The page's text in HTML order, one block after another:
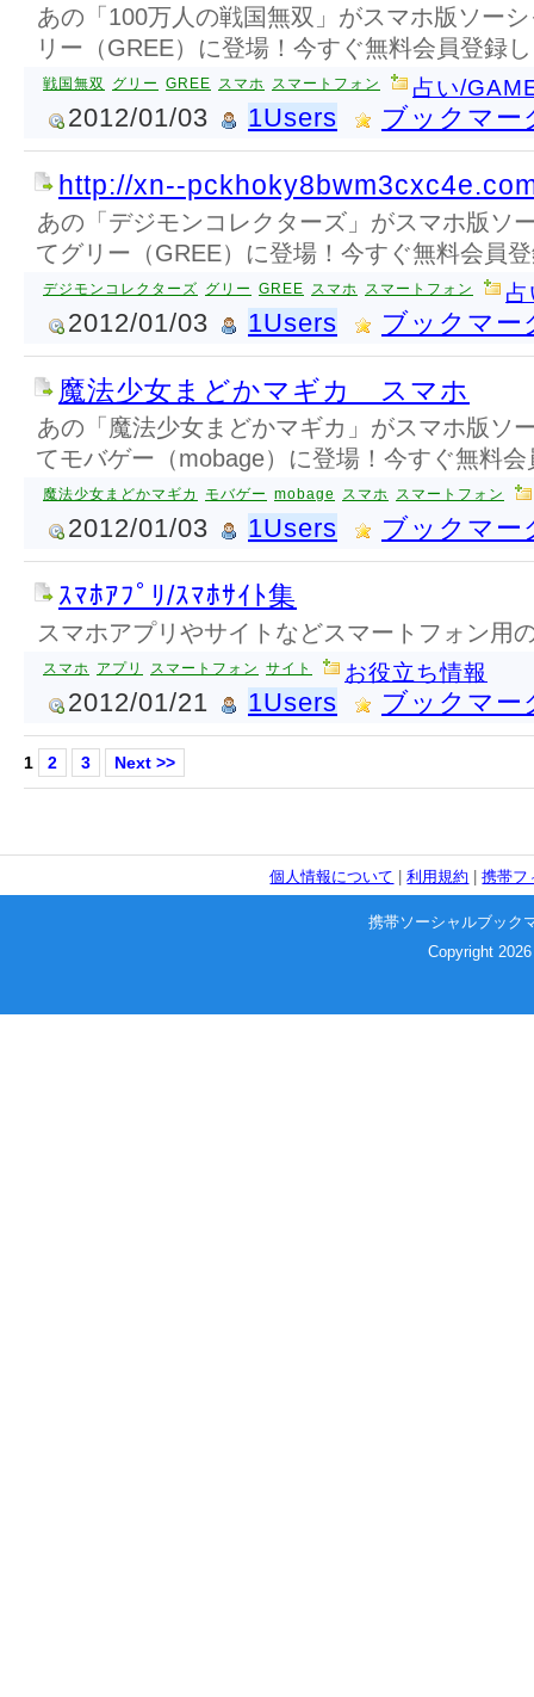
あの「100万人の戦国無双」がスマホ版ソー
リー（GREE）に登場！今すぐ無料会員登録
戦国無双 グリー GREE スマホ スマートフォン 占い/
2012/01/03 1Users ブックマー
http://xn--
あの「デジモンコレクターズ」がスマホ版ソ
てグリー（GREE）に登場！今すぐ無料会員
デジモンコレクターズ グリー GREE スマホ スマートフォン
2012/01/03 1Users ブックマー
魔法少女まどかマギカ スマホ
あの「魔法少女まどかマギカ」がスマホ版ソ
てモバゲー（mobage）に登場！今すぐ無料
魔法少女まどかマギカ モバゲー mobage スマホ スマートフォン
2012/01/03 1Users ブックマー
ｽﾏﾎｱﾌﾟﾘ/ｽﾏﾎｻｲﾄ集
スマホアプリやサイトなどスマートフォン用
スマホ アプリ スマートフォン サイト お役立ち情報
2012/01/21 1Users ブックマー
1 2 3 Next >>
個人情報について |利用規約 |携帯フ
携帯ソーシャルブック
Copyright